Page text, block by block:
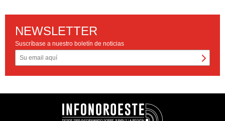
NEWSLETTER
Suscríbase a nuestro boletín de noticias